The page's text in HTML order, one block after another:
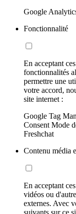
Google
Fonctionnalité
En acceptant
fonctionnalités
permettre une
votre accord,
site internet :
Google Tag
Consent Mode
Freshchat
Contenu média
En acceptant
vidéos ou
externes. Avec